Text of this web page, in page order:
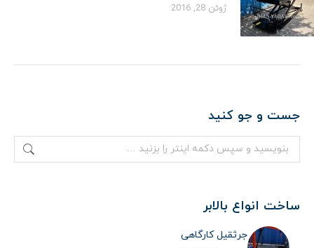
ژوئن 28, 2016
جست و جو کنید
جستجو:
ساخت انواع بالابر
جرثقیل کارگاهی